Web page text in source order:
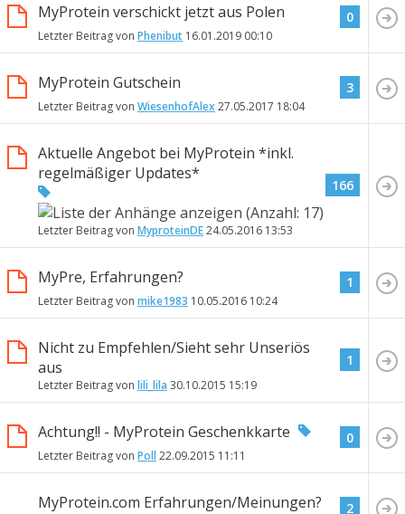
MyProtein verschickt jetzt aus Polen
Letzter Beitrag von Phenibut 16.01.2019 00:10
0
MyProtein Gutschein
Letzter Beitrag von WiesenhofAlex27.05.2017 18:04
3
Aktuelle Angebot bei MyProtein *inkl.
regelmäßiger Updates*
Letzter Beitrag von MyproteinDE24.05.2016 13:53
166
MyPre, Erfahrungen?
Letzter Beitrag von mike1983 10.05.2016 10:24
1
Nicht zu Empfehlen/Sieht sehr Unseriös
aus
Letzter Beitrag von lili_lila 30.10.2015 15:19
1
Achtung!! - MyProtein Geschenkkarte
Letzter Beitrag von Poll22.09.2015 11:11
0
MyProtein.com Erfahrungen/Meinungen? 2